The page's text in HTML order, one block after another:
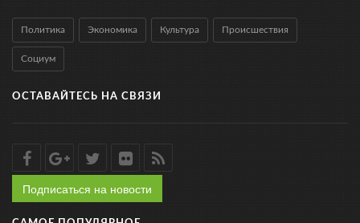
Политика Экономика Культура Происшествия
Социум
ОСТАВАЙТЕСЬ НА СВЯЗИ
Подписаться на новости